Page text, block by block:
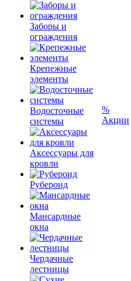
Заборы и
ограждения
Крепежные
элементы
Водосточные
системы
Аксессуары для
кровли
Рубероид
Мансардные
окна
Чердачные
лестницы
%
Акции